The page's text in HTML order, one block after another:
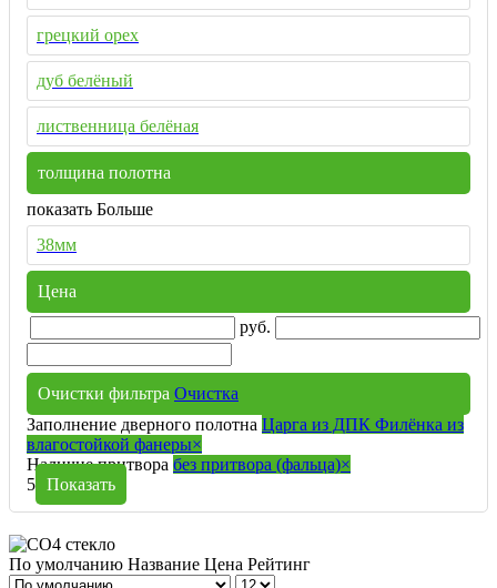
грецкий орех
дуб белёный
лиственница белёная
толщина полотна
показать Больше
38мм
Цена
руб.
Очистки фильтра Очистка
Заполнение дверного полотна Царга из ДПК Филёнка из
влагостойкой фанеры×
Наличие притвора без притвора (фальца)×
5 Показать
По умолчанию Название Цена Рейтинг